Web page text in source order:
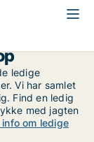
ledige
Vi har samlet
Find en ledig
med jagten
info om ledige